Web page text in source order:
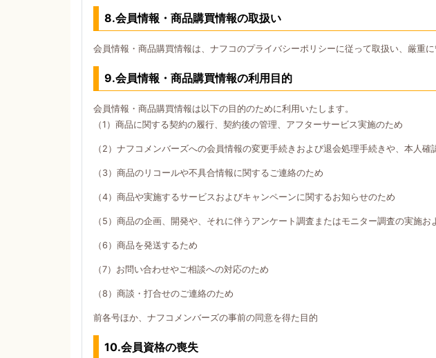
8.会員情報・商品購買情報の取扱い
会員情報・商品購買情報は、ナフコのプライバシーポリシーに従って取扱い、厳重に
9.会員情報・商品購買情報の利用目的
会員情報・商品購買情報は以下の目的のために利用いたします。
（1）商品に関する契約の履行、契約後の管理、アフターサービス実施のため
（2）ナフコメンバーズへの会員情報の変更手続きおよび退会処理手続きや、本人確
（3）商品のリコールや不具合情報に関するご連絡のため
（4）商品や実施するサービスおよびキャンペーンに関するお知らせのため
（5）商品の企画、開発や、それに伴うアンケート調査またはモニター調査の実施
（6）商品を発送するため
（7）お問い合わせやご相談への対応のため
（8）商談・打合せのご連絡のため
前各号ほか、ナフコメンバーズの事前の同意を得た目的
10.会員資格の喪失